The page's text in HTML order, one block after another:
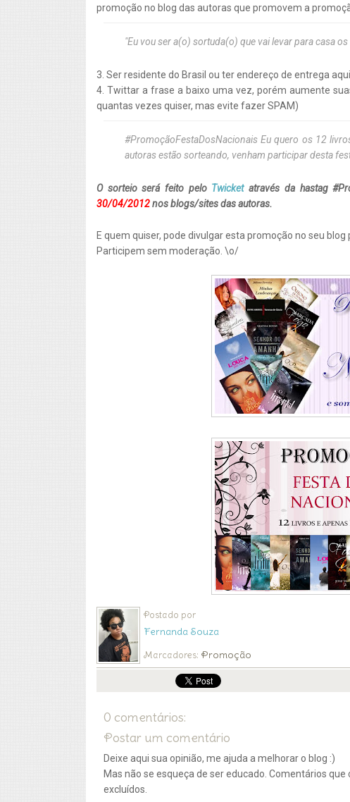
promoção no blog das autoras que promovem a
"Eu vou ser a(o) sortuda(o) que vai levar para casa
3. Ser residente do Brasil ou ter endereço de entrega aqui.
4. Twittar a frase a baixo uma vez, porém aumente
quantas vezes quiser, mas evite fazer SPAM)
#PromoçãoFestaDosNacionais Eu quero os 12
autoras estão sorteando, venham participar desta
O sorteio será feito pelo Twicketatravés da hastag
30/04/2012nos blogs/sites das autoras.
E quem quiser, pode divulgar esta promoção no seu
Participem sem moderação. \o/
Postado por
Fernanda Souza
Marcadores: Promoção
0 comentários:
Postar um comentário
Deixe aqui sua opinião, me ajuda a melhorar o blog :)
Mas não se esqueça de ser educado. Comentários
excluídos.